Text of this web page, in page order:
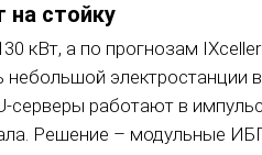
на стойку
кВт, а по прогнозам
небольшой
серверы работают в
Решение – модульные